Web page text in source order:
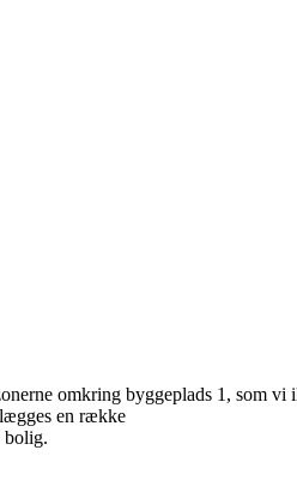
omkring byggeplads 1, som vi
en række
bolig.